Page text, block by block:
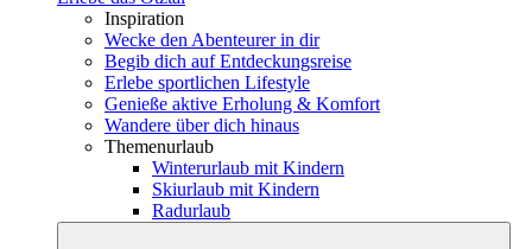
Inspiration
Wecke den Abenteurer in dir
Begib dich auf Entdeckungsreise
Erlebe sportlichen Lifestyle
Genieße aktive Erholung & Komfort
Wandere über dich hinaus
Themenurlaub
Winterurlaub mit Kindern
Skiurlaub mit Kindern
Radurlaub